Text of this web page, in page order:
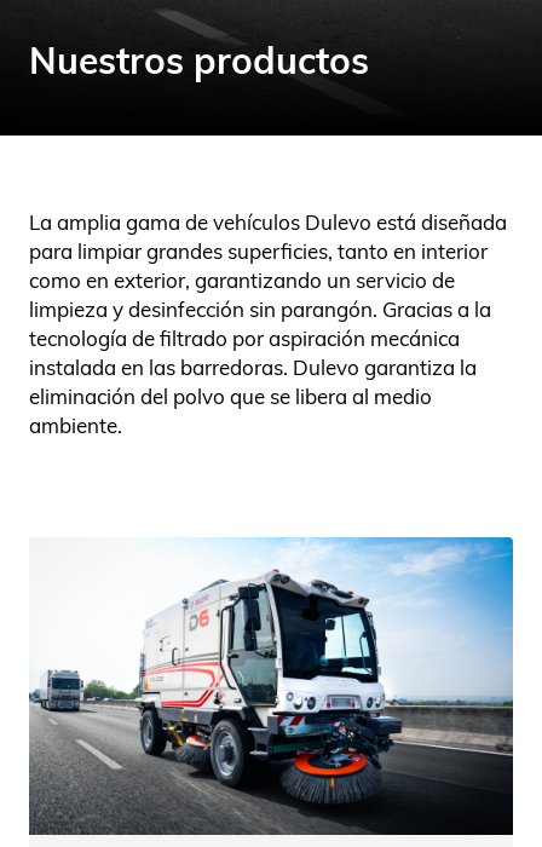
Nuestros productos
La amplia gama de vehículos Dulevo está diseñada
para limpiar grandes superficies, tanto en interior
como en exterior, garantizando un servicio de
limpieza y desinfección sin parangón. Gracias a la
tecnología de filtrado por aspiración mecánica
instalada en las barredoras. Dulevo garantiza la
eliminación del polvo que se libera al medio
ambiente.